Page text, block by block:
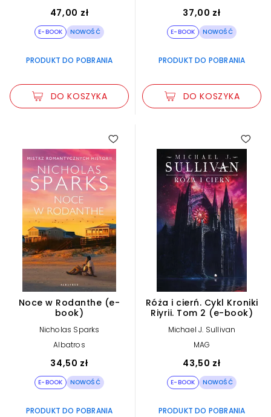
47,00 zł
E-BOOK NOWOŚĆ
PRODUKT DO POBRANIA
DO KOSZYKA
37,00 zł
E-BOOK NOWOŚĆ
PRODUKT DO POBRANIA
DO KOSZYKA
Noce w Rodanthe (e-
book)
Nicholas Sparks
Albatros
34,50 zł
E-BOOK NOWOŚĆ
PRODUKT DO POBRANIA
Róża i cierń. Cykl Kroniki
Riyrii. Tom 2 (e-book)
Michael J. Sullivan
MAG
43,50 zł
E-BOOK NOWOŚĆ
PRODUKT DO POBRANIA